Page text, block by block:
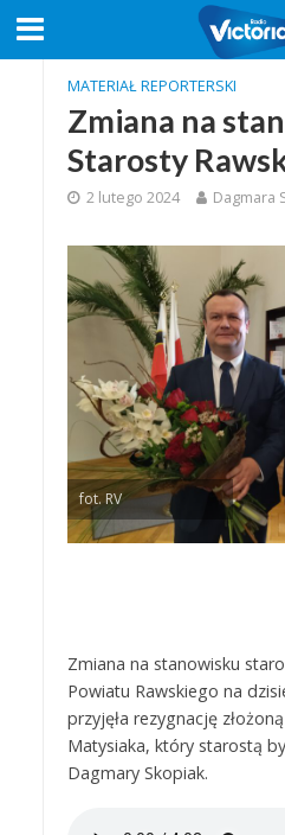
MATERIAŁ REPORTERSKI
Zmiana na
Starosty
2 lutego 2024 Dagmara
fot. RV
Zmiana na stanowisku
Powiatu Rawskiego na
przyjęła rezygnację
Matysiaka, który starostą
Dagmary Skopiak.